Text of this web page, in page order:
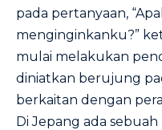
pada pertanyaan,
menginginkanku?”
mulai melakukan
diniatkan berujung
berkaitan dengan
Di Jepang ada